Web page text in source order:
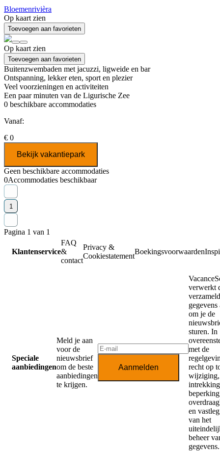
Bloemenrivièra
Op kaart zien
Toevoegen aan favorieten
Op kaart zien
Toevoegen aan favorieten
Buitenzwembaden met jacuzzi, ligweide en bar
Ontspanning, lekker eten, sport en plezier
Veel voorzieningen en activiteiten
Een paar minuten van de Ligurische Zee
0 beschikbare accommodaties
Vanaf:
€ 0
Bekijk vakantiepark
Geen beschikbare accommodaties
0Accommodaties beschikbaar
1
Pagina 1 van 1
Klantenservice
FAQ
&
contact
Privacy &
Cookiestatement
Boekingsvoorwaarden
Speciale
aanbiedingen
Meld je aan
voor de
nieuwsbrief
om de beste
aanbiedingen
te krijgen.
Aanmelden
verwerkt
gegevens
om je de
sturen. In
met de
recht op
wijziging,
en
van het
beheer
gegevens.